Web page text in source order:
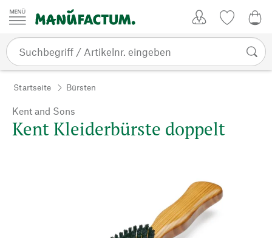
Zum Inhalt springen
Startseite Bürsten
Kent and Sons
Kent Kleiderbürste doppelt